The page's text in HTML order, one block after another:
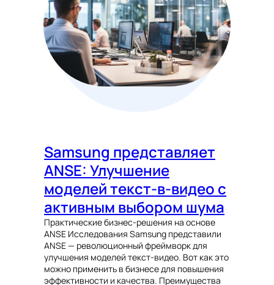
Samsung представляет
ANSE: Улучшение
моделей текст-в-видео с
активным выбором шума
Практические бизнес-решения на основе
ANSE Исследования Samsung представили
ANSE — революционный фреймворк для
улучшения моделей текст-видео. Вот как это
можно применить в бизнесе для повышения
эффективности и качества. Преимущества